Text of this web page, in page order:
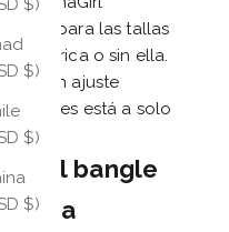
$)
$)
$)
$)
para las tallas
métrica o sin ella.
¡un ajuste
Bangles está a solo
del bangle